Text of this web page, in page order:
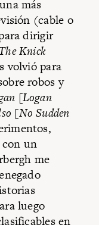
más
(cable o
dirigir
Knick
volvió para
robos y
[Logan
[No Sudden
un
me
luego
en